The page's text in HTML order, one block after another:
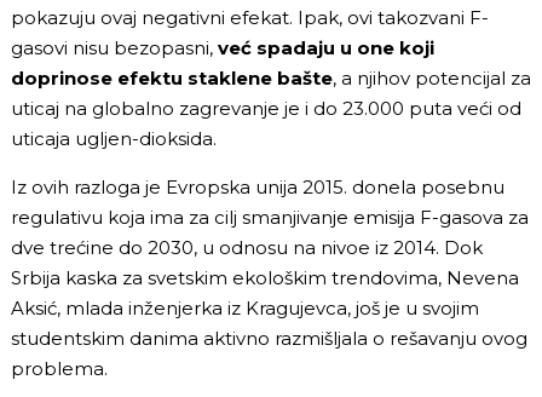
pokazuju ovaj negativni efekat. Ipak, ovi takozvani F-
gasovi nisu bezopasni, već spadaju u one koji
doprinose efektu staklene bašte, a njihov potencijal za
uticaj na globalno zagrevanje je i do 23.000 puta veći od
uticaja ugljen-dioksida.
Iz ovih razloga je Evropska unija 2015. donela posebnu
regulativu koja ima za cilj smanjivanje emisija F-gasova za
dve trećine do 2030, u odnosu na nivoe iz 2014. Dok
Srbija kaska za svetskim ekološkim trendovima, Nevena
Aksić, mlada inženjerka iz Kragujevca, još je u svojim
studentskim danima aktivno razmišljala o rešavanju ovog
problema.